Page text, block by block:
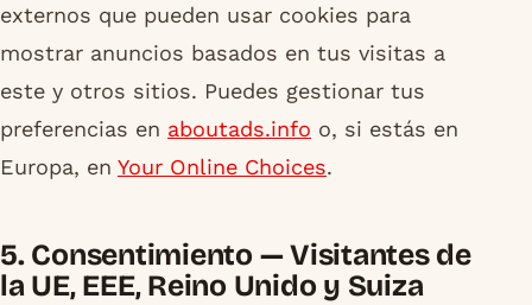
externos que pueden usar cookies para
mostrar anuncios basados en tus visitas a
este y otros sitios. Puedes gestionar tus
preferencias en aboutads.info o, si estás en
Europa, en Your Online Choices.
5. Consentimiento — Visitantes de
la UE, EEE, Reino Unido y Suiza